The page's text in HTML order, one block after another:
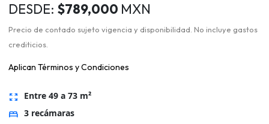
DESDE: $789,000 MXN
Precio de contado sujeto vigencia y disponibilidad. No incluye gastos
crediticios.
Aplican Términos y Condiciones
zoom_out_map Entre 49 a 73 m²
bed 3 recámaras